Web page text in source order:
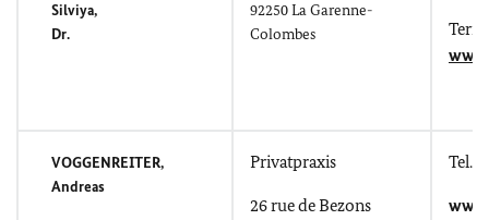
Silviya,
Dr.
92250La Garenne-
Colombes
VOGGENREITER,
Andreas
Privatpraxis
26rue de Bezons
Tel.: